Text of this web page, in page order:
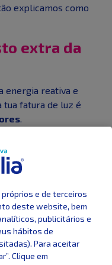
explicamos como
extra da
energia reativa e
tua fatura de luz é
.
reativa. Esses
da instalação
a energia inútil e
que pode ser
dado que, há
próprios e de terceiros
deste website, bem
publicitários e
hábitos de
Para aceitar
Clique em